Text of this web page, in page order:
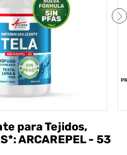
para Tejidos,
ARCAREPEL - 53